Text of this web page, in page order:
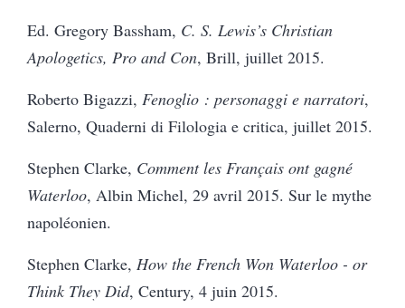
Ed. Gregory Bassham, C. S. Lewis’s Christian
Apologetics, Pro and Con, Brill, juillet 2015.
Roberto Bigazzi, Fenoglio : personaggi e narratori,
Salerno, Quaderni di Filologia e critica, juillet 2015.
Stephen Clarke, Comment les Français ont gagné
Waterloo, Albin Michel, 29 avril 2015. Sur le mythe
napoléonien.
Stephen Clarke, How the French Won Waterloo - or
Think They Did, Century, 4 juin 2015.